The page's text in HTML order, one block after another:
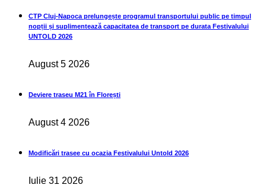
CTP Cluj-Napoca prelungește programul transportului public pe timpul
nopții și suplimentează capacitatea de transport pe durata Festivalului
UNTOLD 2026
August 5 2026
Deviere traseu M21 în Florești
August 4 2026
Modificări trasee cu ocazia Festivalului Untold 2026
Iulie 31 2026